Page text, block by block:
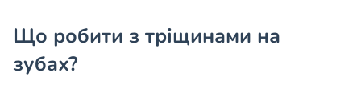
Що робити з тріщинами на
зубах?